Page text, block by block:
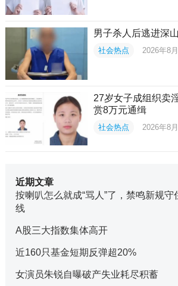
男子杀人后逃进深
社会热点 2026年8
27岁女子成组织卖
赏8万元通缉
社会热点 2026年8
近期文章
按喇叭怎么就成“骂人”了，禁鸣新规
线
A股三大指数集体高开
近160只基金短期反弹超20%
女演员朱锐自曝破产失业耗尽积蓄